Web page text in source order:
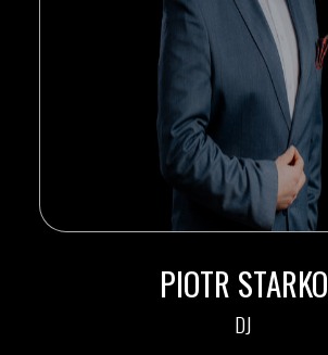
PIOTR STARKO
DJ